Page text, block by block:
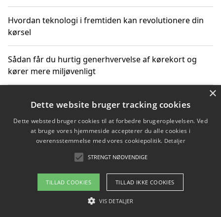
Hvordan teknologi i fremtiden kan revolutionere din
kørsel
Sådan får du hurtig generhvervelse af kørekort og
kører mere miljøvenligt
Gentofte
Copyright 2026 - Pilanto Aps
×
Dette website bruger tracking cookies
Dette websted bruger cookies til at forbedre brugeroplevelsen. Ved
at bruge vores hjemmeside accepterer du alle cookies i
overensstemmelse med vores cookiepolitik. Detaljer
STRENGT NØDVENDIGE
TILLAD COOKIES TILLAD IKKE COOKIES
VIS DETALJER